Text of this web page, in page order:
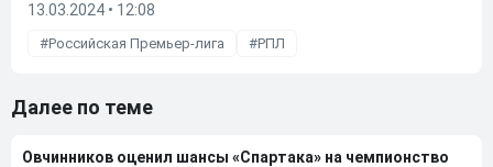
13.03.2024 • 12:08
Российская Премьер-лига РПЛ
Далее по теме
Овчинников оценил шансы «Спартака» на чемпионство